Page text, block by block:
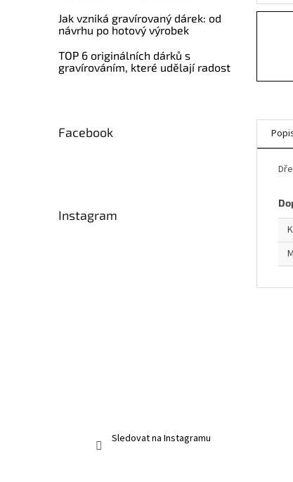
Jak vzniká gravírovaný dárek: od
návrhu po hotový výrobek
TOP 6 originálních dárků s
gravírováním, které udělají radost
Facebook
Instagram
Sledovat na Instagramu